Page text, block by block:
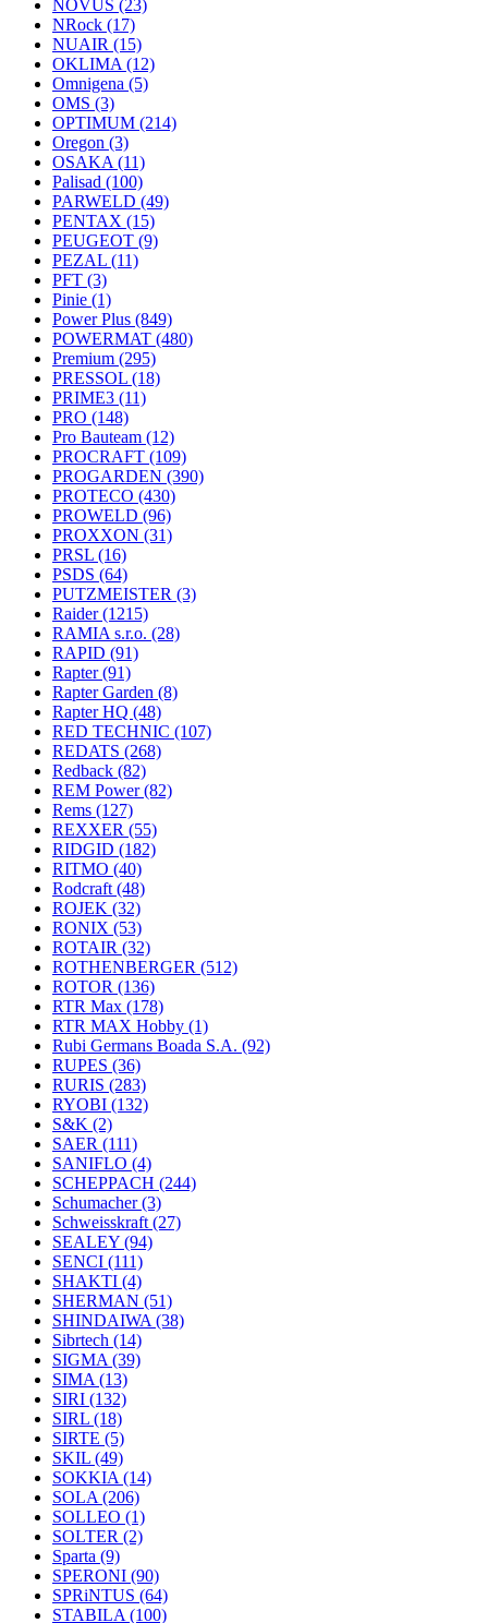
NOVUS (23)
NRock (17)
NUAIR (15)
OKLIMA (12)
Omnigena (5)
OMS (3)
OPTIMUM (214)
Oregon (3)
OSAKA (11)
Palisad (100)
PARWELD (49)
PENTAX (15)
PEUGEOT (9)
PEZAL (11)
PFT (3)
Pinie (1)
Power Plus (849)
POWERMAT (480)
Premium (295)
PRESSOL (18)
PRIME3 (11)
PRO (148)
Pro Bauteam (12)
PROCRAFT (109)
PROGARDEN (390)
PROTECO (430)
PROWELD (96)
PROXXON (31)
PRSL (16)
PSDS (64)
PUTZMEISTER (3)
Raider(1215)
RAMIA s.r.o. (28)
RAPID (91)
Rapter(91)
Rapter Garden (8)
Rapter HQ (48)
RED TECHNIC (107)
REDATS (268)
Redback (82)
REM Power(82)
Rems (127)
REXXER (55)
RIDGID (182)
RITMO (40)
Rodcraft (48)
ROJEK (32)
RONIX (53)
ROTAIR (32)
ROTHENBERGER (512)
ROTOR (136)
RTR Max (178)
RTR MAX Hobby (1)
Rubi Germans Boada S.A. (92)
RUPES (36)
RURIS (283)
RYOBI (132)
S&K (2)
SAER (111)
SANIFLO (4)
SCHEPPACH (244)
Schumacher(3)
Schweisskraft (27)
SEALEY (94)
SENCI (111)
SHAKTI (4)
SHERMAN (51)
SHINDAIWA (38)
Sibrtech (14)
SIGMA (39)
SIMA (13)
SIRI (132)
SIRL (18)
SIRTE (5)
SKIL (49)
SOKKIA (14)
SOLA (206)
SOLLEO (1)
SOLTER (2)
Sparta (9)
SPERONI (90)
SPRiNTUS (64)
STABILA (100)